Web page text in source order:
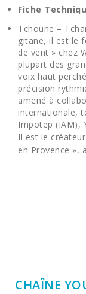
Fiche
Tchoune –
gitane, il est le
de vent » chez
plupart des
voix haut
précision
amené à
internationale,
Impotep (IAM),
Il est le
en Provence »,
CHAÎNE